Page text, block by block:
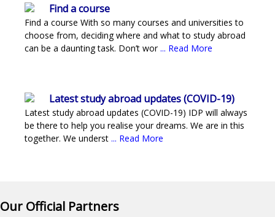
Find a course
Find a course With so many courses and universities to
choose from, deciding where and what to study abroad
can be a daunting task. Don’t wor... Read More
Latest study abroad updates (COVID-19)
Latest study abroad updates (COVID-19) IDP will always
be there to help you realise your dreams. We are in this
together. We underst ... Read More
Our Official Partners